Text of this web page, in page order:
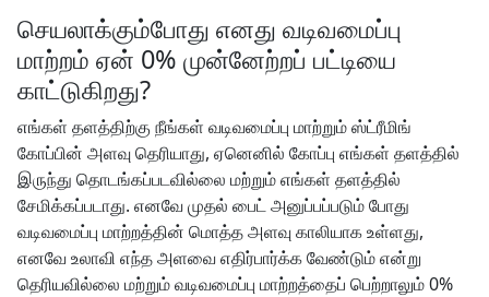
செயலாக்கும்போது எனது வடிவமைப்பு
மாற்றம் ஏன் 0% முன்னேற்றப் பட்டியை
காட்டுகிறது?
எங்கள் தளத்திற்கு நீங்கள் வடிவமைப்பு மாற்றும் ஸ்ட்ரீமிங்
கோப்பின் அளவு தெரியாது, ஏனெனில் கோப்பு எங்கள் தளத்தில்
இருந்து தொடங்கப்படவில்லை மற்றும் எங்கள் தளத்தில்
சேமிக்கப்படாது. எனவே முதல் பைட் அனுப்பப்படும் போது
வடிவமைப்பு மாற்றத்தின் மொத்த அளவு காலியாக உள்ளது,
எனவே உலாவி எந்த அளவை எதிர்பார்க்க வேண்டும் என்று
தெரியவில்லை மற்றும் வடிவமைப்பு மாற்றத்தைப் பெற்றாலும் 0%